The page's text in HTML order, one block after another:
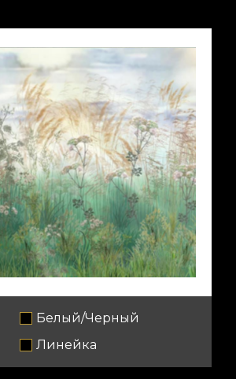
Белый/Черный
Линейка